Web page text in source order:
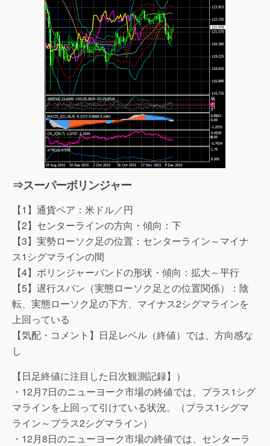
⇒スーパーボリンジャー
【1】通貨ペア：米ドル／円
【2】センターラインの方向・傾向：下
【3】実勢ローソク足の位置：センターライン～マイナ
ス1シグマラインの間
【4】ボリンジャーバンドの形状・傾向：拡大～平行
【5】遅行スパン（実態ローソク足との位置関係）：陰
転、実態ローソク足の下方、マイナス2シグマラインを
上回っている
【気配・コメント】日足レベル（終値）では、方向感な
し
【日足終値に注目した日次観測記録】）
・12月7日のニューヨーク市場の終値では、プラス1シグ
マラインを上回って引けている状況。（プラス1シグマ
ライン～プラス2シグマライン）
・12月8日のニューヨーク市場の終値では、センターラ